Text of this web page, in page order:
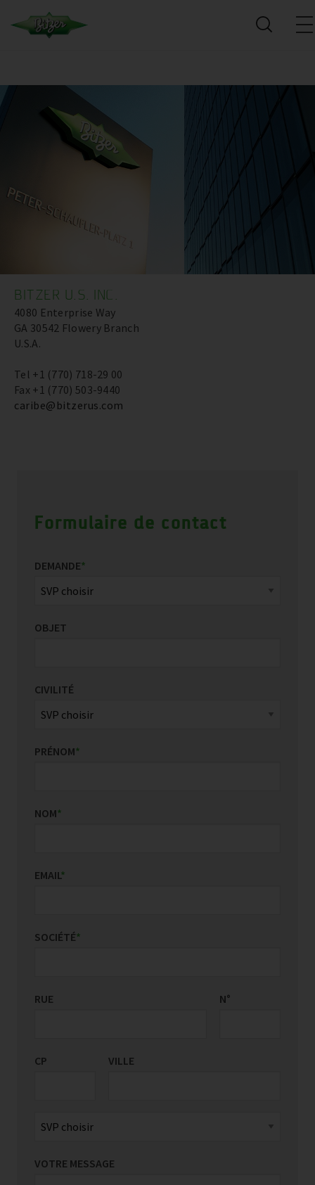
BITZER U.S. INC.
4080 Enterprise Way
GA 30542 Flowery Branch
U.S.A.
Tel +1 (770) 718-29 00
Fax +1 (770) 503-9440
caribe@bitzerus.com
Formulaire de contact
DEMANDE*
OBJET
CIVILITÉ
PRÉNOM*
NOM*
EMAIL*
SOCIÉTÉ*
RUE N°
CP VILLE
PAYS/RÉGION
VOTRE MESSAGE